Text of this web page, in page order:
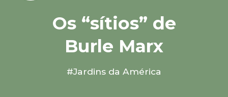
Os “sítios” de
Burle Marx
#Jardins da América